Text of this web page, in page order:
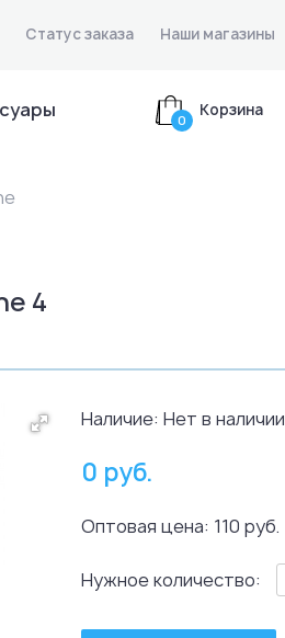
Статус заказа Наши магазины
0
Корзина
4
Наличие: Нет в наличии
0 руб.
Оптовая цена: 110 руб.
Нужное количество: